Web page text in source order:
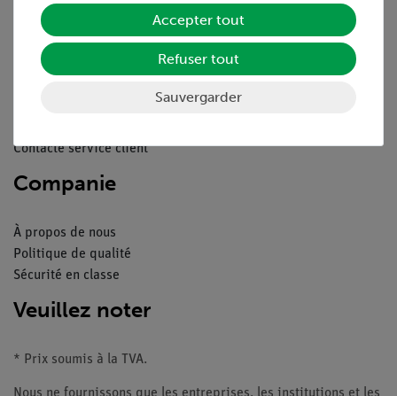
Service
Aperçu du service
Contacte service client
Companie
À propos de nous
Politique de qualité
Sécurité en classe
Veuillez noter
* Prix soumis à la TVA.
Accepter tout
Refuser tout
Sauvergarder